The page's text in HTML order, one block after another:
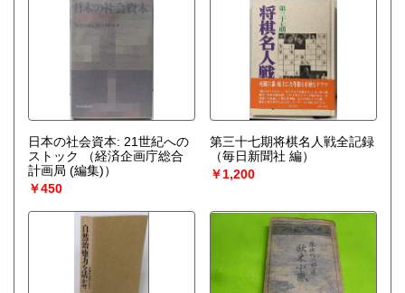
日本の社会資本: 21世紀への
ストック
（経済企画庁総合
計画局 (編集)）
￥450
第三十七期将棋名人戦全記録
（毎日新聞社 編）
￥1,200